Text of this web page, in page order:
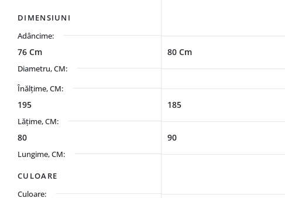
DIMENSIUNI
Adâncime:
76 Cm 80 Cm
Diametru, CM:
Înălțime, CM:
195 185
Lățime, CM:
80 90
Lungime, CM:
CULOARE
Culoare: